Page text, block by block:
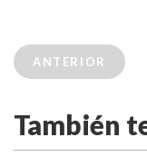
ANTERIOR
También